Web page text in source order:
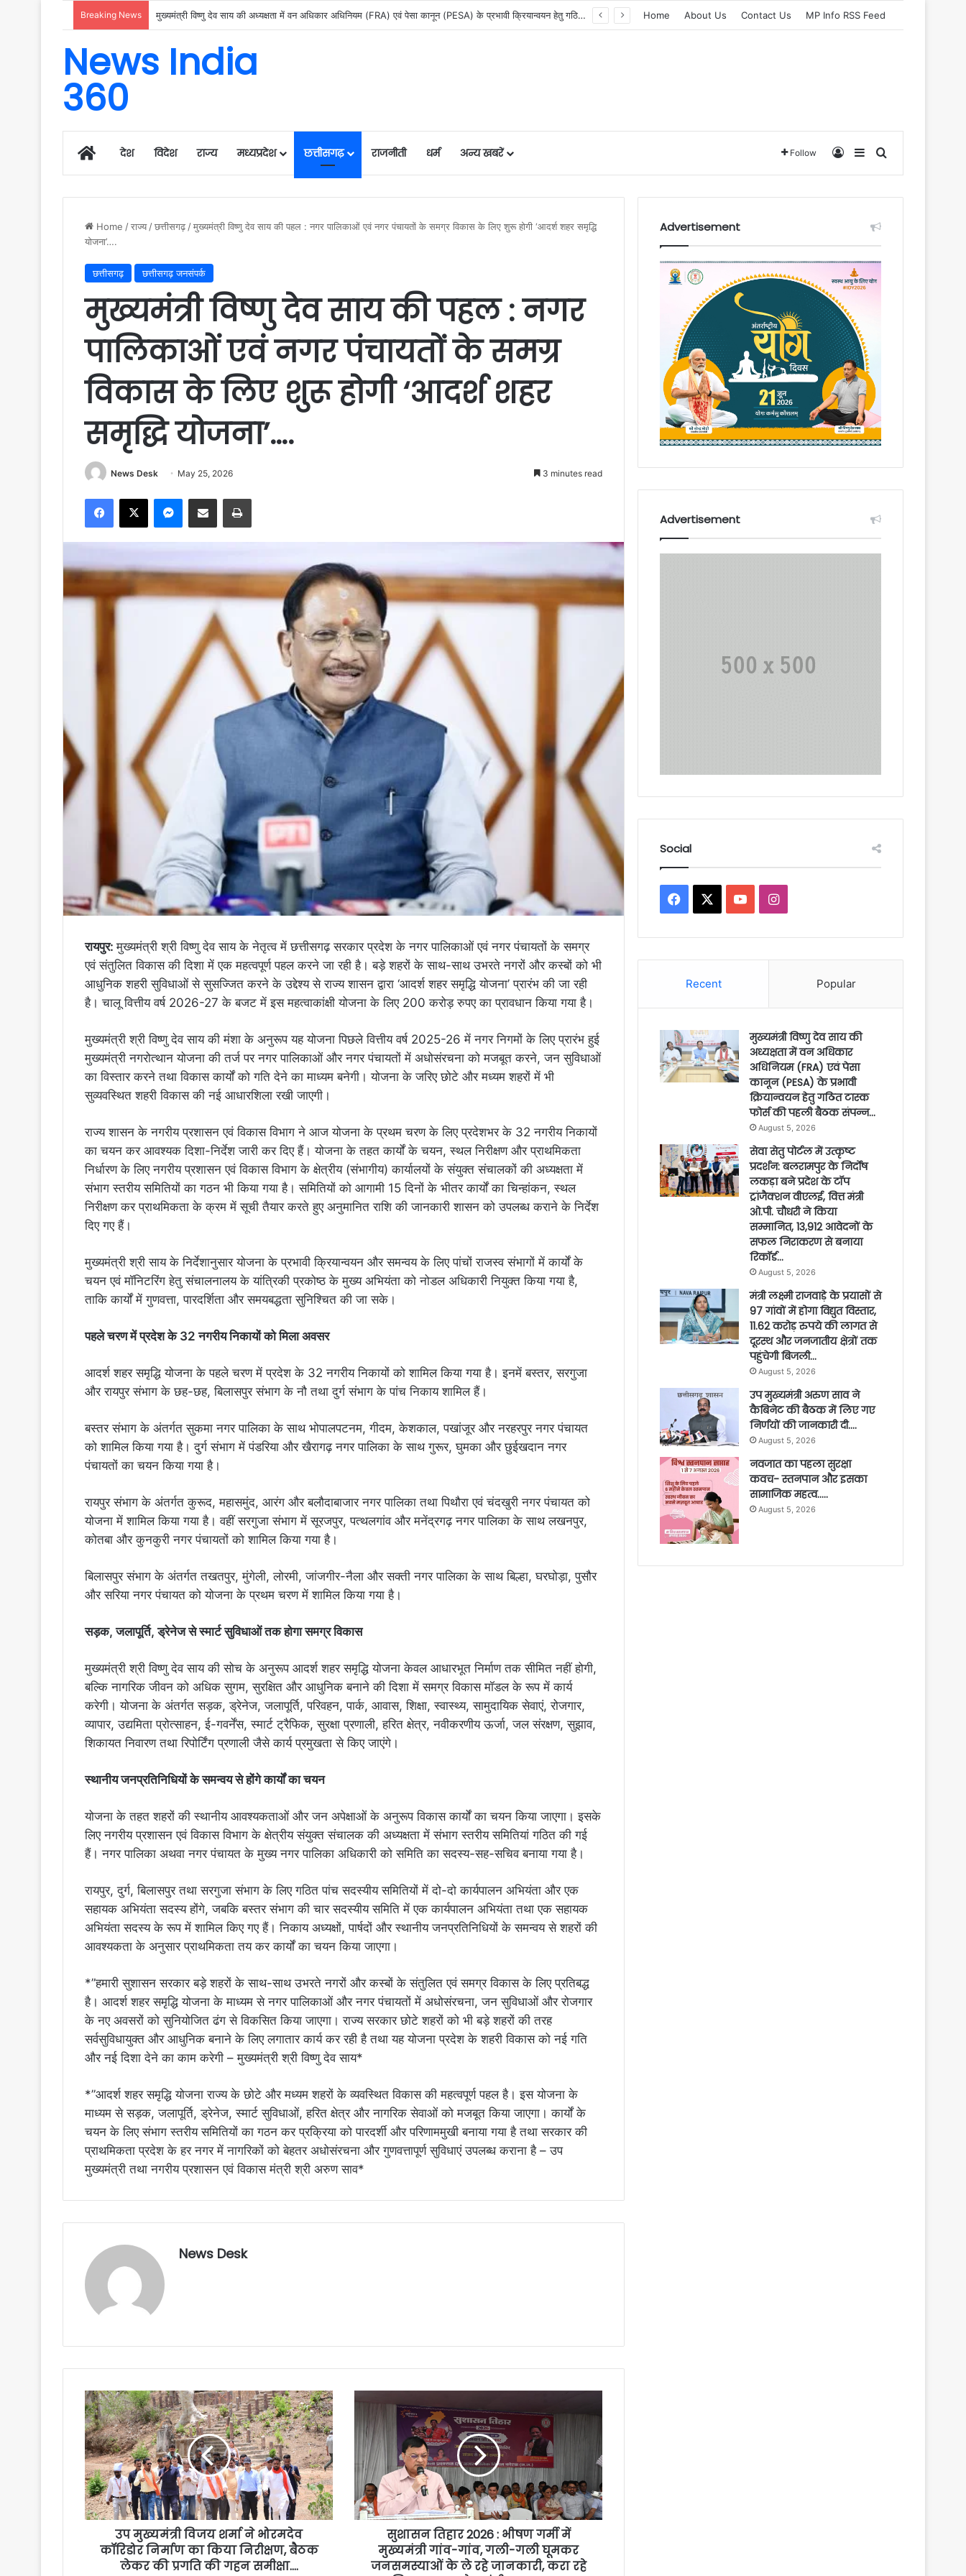
Breaking News सेवा सेतु पोर्टल में उत्कृष्ट प्रदर्शन: बलरामपुर के निर्दोष लकड़ा बने प्रदेश के टॉप ट्रांजैक्शन वीएलई, वित्त मंत्री ओ.पी. चौधरी ने किया सम्मानित, 13,912 आवेदनों के सफल निराकरण से बनाया रिकॉर्ड… Home About Us Contact Us MP Info RSS Feed
News India
360
Homeदेश विदेश राज्य मध्यप्रदेश छत्तीसगढ़ राजनीती धर्म अन्य खबरें Follow Log InSidebarSearch for
Home /राज्य /छत्तीसगढ़ /मुख्यमंत्री विष्णु देव साय की पहल : नगर पालिकाओं एवं नगर पंचायतों के समग्र विकास के लिए शुरू होगी ‘आदर्श शहर समृद्धि
योजना’….
छत्तीसगढ़ छत्तीसगढ़ जनसंपर्क
मुख्यमंत्री विष्णु देव साय की पहल : नगर
पालिकाओं एवं नगर पंचायतों के समग्र
विकास के लिए शुरू होगी ‘आदर्श शहर
समृद्धि योजना’….
News Desk May 25, 2026 3 minutes read
Facebook
X Messenger
Share via Email Print
रायपुर:मुख्यमंत्री श्री विष्णु देव साय के नेतृत्व में छत्तीसगढ़ सरकार प्रदेश के नगर पालिकाओं एवं नगर पंचायतों के समग्र
एवं संतुलित विकास की दिशा में एक महत्वपूर्ण पहल करने जा रही है। बड़े शहरों के साथ-साथ उभरते नगरों और कस्बों को भी
आधुनिक शहरी सुविधाओं से सुसज्जित करने के उद्देश्य से राज्य शासन द्वारा ‘आदर्श शहर समृद्धि योजना’ प्रारंभ की जा रही
है। चालू वित्तीय वर्ष 2026-27 के बजट में इस महत्वाकांक्षी योजना के लिए 200 करोड़ रुपए का प्रावधान किया गया है।
मुख्यमंत्री श्री विष्णु देव साय की मंशा के अनुरूप यह योजना पिछले वित्तीय वर्ष 2025-26 में नगर निगमों के लिए प्रारंभ हुई
मुख्यमंत्री नगरोत्थान योजना की तर्ज पर नगर पालिकाओं और नगर पंचायतों में अधोसंरचना को मजबूत करने, जन सुविधाओं
का विस्तार करने तथा विकास कार्यों को गति देने का माध्यम बनेगी। योजना के जरिए छोटे और मध्यम शहरों में भी
सुव्यवस्थित शहरी विकास की नई आधारशिला रखी जाएगी।
राज्य शासन के नगरीय प्रशासन एवं विकास विभाग ने आज योजना के प्रथम चरण के लिए प्रदेशभर के 32 नगरीय निकायों
का चयन कर आवश्यक दिशा-निर्देश जारी कर दिए हैं। योजना के तहत कार्यों के चयन, स्थल निरीक्षण और प्राथमिकता
निर्धारण के लिए नगरीय प्रशासन एवं विकास विभाग के क्षेत्रीय (संभागीय) कार्यालयों के संयुक्त संचालकों की अध्यक्षता में
संभाग स्तरीय समितियों का गठन भी किया गया है। समितियों को आगामी 15 दिनों के भीतर कार्यों का चिन्हांकन, स्थल
निरीक्षण कर प्राथमिकता के क्रम में सूची तैयार करते हुए अनुमानित राशि की जानकारी शासन को उपलब्ध कराने के निर्देश
दिए गए हैं।
मुख्यमंत्री श्री साय के निर्देशानुसार योजना के प्रभावी क्रियान्वयन और समन्वय के लिए पांचों राजस्व संभागों में कार्यों के
चयन एवं मॉनिटरिंग हेतु संचालनालय के यांत्रिकी प्रकोष्ठ के मुख्य अभियंता को नोडल अधिकारी नियुक्त किया गया है,
ताकि कार्यों में गुणवत्ता, पारदर्शिता और समयबद्धता सुनिश्चित की जा सके।
पहले चरण में प्रदेश के 32 नगरीय निकायों को मिला अवसर
आदर्श शहर समृद्धि योजना के पहले चरण में प्रदेश के 32 नगरीय निकायों को शामिल किया गया है। इनमें बस्तर, सरगुजा
और रायपुर संभाग के छह-छह, बिलासपुर संभाग के नौ तथा दुर्ग संभाग के पांच निकाय शामिल हैं।
बस्तर संभाग के अंतर्गत सुकमा नगर पालिका के साथ भोपालपटनम, गीदम, केशकाल, पखांजूर और नरहरपुर नगर पंचायत
को शामिल किया गया है। दुर्ग संभाग में पंडरिया और खैरागढ़ नगर पालिका के साथ गुरूर, घुमका और छुईखदान नगर
पंचायतों का चयन किया गया है।
रायपुर संभाग के अंतर्गत कुरूद, महासमुंद, आरंग और बलौदाबाजार नगर पालिका तथा पिथौरा एवं चंदखुरी नगर पंचायत को
योजना में शामिल किया गया है। वहीं सरगुजा संभाग में सूरजपुर, पत्थलगांव और मनेंद्रगढ़ नगर पालिका के साथ लखनपुर,
कोतबा और कुनकुरी नगर पंचायतों को शामिल किया गया है।
बिलासपुर संभाग के अंतर्गत तखतपुर, मुंगेली, लोरमी, जांजगीर-नैला और सक्ती नगर पालिका के साथ बिल्हा, घरघोड़ा, पुसौर
और सरिया नगर पंचायत को योजना के प्रथम चरण में शामिल किया गया है।
सड़क, जलापूर्ति, ड्रेनेज से स्मार्ट सुविधाओं तक होगा समग्र विकास
मुख्यमंत्री श्री विष्णु देव साय की सोच के अनुरूप आदर्श शहर समृद्धि योजना केवल आधारभूत निर्माण तक सीमित नहीं होगी,
बल्कि नागरिक जीवन को अधिक सुगम, सुरक्षित और आधुनिक बनाने की दिशा में समग्र विकास मॉडल के रूप में कार्य
करेगी। योजना के अंतर्गत सड़क, ड्रेनेज, जलापूर्ति, परिवहन, पार्क, आवास, शिक्षा, स्वास्थ्य, सामुदायिक सेवाएं, रोजगार,
व्यापार, उद्यमिता प्रोत्साहन, ई-गवर्नेंस, स्मार्ट ट्रैफिक, सुरक्षा प्रणाली, हरित क्षेत्र, नवीकरणीय ऊर्जा, जल संरक्षण, सुझाव,
शिकायत निवारण तथा रिपोर्टिंग प्रणाली जैसे कार्य प्रमुखता से किए जाएंगे।
स्थानीय जनप्रतिनिधियों के समन्वय से होंगे कार्यों का चयन
योजना के तहत शहरों की स्थानीय आवश्यकताओं और जन अपेक्षाओं के अनुरूप विकास कार्यों का चयन किया जाएगा। इसके
लिए नगरीय प्रशासन एवं विकास विभाग के क्षेत्रीय संयुक्त संचालक की अध्यक्षता में संभाग स्तरीय समितियां गठित की गई
हैं। नगर पालिका अथवा नगर पंचायत के मुख्य नगर पालिका अधिकारी को समिति का सदस्य-सह-सचिव बनाया गया है।
रायपुर, दुर्ग, बिलासपुर तथा सरगुजा संभाग के लिए गठित पांच सदस्यीय समितियों में दो-दो कार्यपालन अभियंता और एक
सहायक अभियंता सदस्य होंगे, जबकि बस्तर संभाग की चार सदस्यीय समिति में एक कार्यपालन अभियंता तथा एक सहायक
अभियंता सदस्य के रूप में शामिल किए गए हैं। निकाय अध्यक्षों, पार्षदों और स्थानीय जनप्रतिनिधियों के समन्वय से शहरों की
आवश्यकता के अनुसार प्राथमिकता तय कर कार्यों का चयन किया जाएगा।
*”हमारी सुशासन सरकार बड़े शहरों के साथ-साथ उभरते नगरों और कस्बों के संतुलित एवं समग्र विकास के लिए प्रतिबद्ध
है। आदर्श शहर समृद्धि योजना के माध्यम से नगर पालिकाओं और नगर पंचायतों में अधोसंरचना, जन सुविधाओं और रोजगार
के नए अवसरों को सुनियोजित ढंग से विकसित किया जाएगा। राज्य सरकार छोटे शहरों को भी बड़े शहरों की तरह
सर्वसुविधायुक्त और आधुनिक बनाने के लिए लगातार कार्य कर रही है तथा यह योजना प्रदेश के शहरी विकास को नई गति
और नई दिशा देने का काम करेगी – मुख्यमंत्री श्री विष्णु देव साय*
*”आदर्श शहर समृद्धि योजना राज्य के छोटे और मध्यम शहरों के व्यवस्थित विकास की महत्वपूर्ण पहल है। इस योजना के
माध्यम से सड़क, जलापूर्ति, ड्रेनेज, स्मार्ट सुविधाओं, हरित क्षेत्र और नागरिक सेवाओं को मजबूत किया जाएगा। कार्यों के
चयन के लिए संभाग स्तरीय समितियों का गठन कर प्रक्रिया को पारदर्शी और परिणाममुखी बनाया गया है तथा सरकार की
प्राथमिकता प्रदेश के हर नगर में नागरिकों को बेहतर अधोसंरचना और गुणवत्तापूर्ण सुविधाएं उपलब्ध कराना है – उप
मुख्यमंत्री तथा नगरीय प्रशासन एवं विकास मंत्री श्री अरुण साव*
News Desk
उप मुख्यमंत्री विजय शर्मा ने भोरमदेव
कॉरिडोर निर्माण का किया निरीक्षण, बैठक
लेकर की प्रगति की गहन समीक्षा….
सुशासन तिहार 2026 : भीषण गर्मी में
मुख्यमंत्री गांव-गांव, गली-गली घूमकर
जनसमस्याओं के ले रहे जानकारी, करा रहे
Advertisement
Advertisement
Social
Facebook YouTubeInstagram
Recent Popular
मुख्यमंत्री विष्णु देव साय की
अध्यक्षता में वन अधिकार
अधिनियम (FRA) एवं पेसा
कानून (PESA) के प्रभावी
क्रियान्वयन हेतु गठित टास्क
फोर्स की पहली बैठक संपन्न…
August 5, 2026
सेवा सेतु पोर्टल में उत्कृष्ट
प्रदर्शन: बलरामपुर के निर्दोष
लकड़ा बने प्रदेश के टॉप
ट्रांजैक्शन वीएलई, वित्त मंत्री
ओ.पी. चौधरी ने किया
सम्मानित, 13,912 आवेदनों के
सफल निराकरण से बनाया
रिकॉर्ड…
August 5, 2026
मंत्री लक्ष्मी राजवाड़े के प्रयासों से
97 गांवों में होगा विद्युत विस्तार,
11.62 करोड़ रुपये की लागत से
दूरस्थ और जनजातीय क्षेत्रों तक
पहुंचेगी बिजली…
August 5, 2026
उप मुख्यमंत्री अरुण साव ने
कैबिनेट की बैठक में लिए गए
निर्णयों की जानकारी दी….
August 5, 2026
नवजात का पहला सुरक्षा
कवच- स्तनपान और इसका
सामाजिक महत्व…..
August 5, 2026